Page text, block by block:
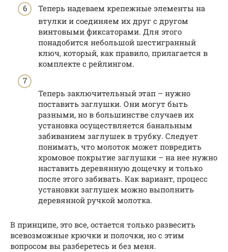
Теперь надеваем крепежные элементы на
втулки и соединяем их друг с другом
винтовыми фиксаторами. Для этого
понадобится небольшой шестигранный
ключ, который, как правило, прилагается в
комплекте с рейлингом.
Теперь заключительный этап – нужно
поставить заглушки. Они могут быть
разными, но в большинстве случаев их
установка осуществляется банальным
забиванием заглушек в трубку. Следует
понимать, что молоток может повредить
хромовое покрытие заглушки – на нее нужно
наставить деревянную дощечку и только
после этого забивать. Как вариант, процесс
установки заглушек можно выполнить
деревянной ручкой молотка.
В принципе, это все, остается только развесить
всевозможные крючки и полочки, но с этим
вопросом вы разберетесь и без меня.